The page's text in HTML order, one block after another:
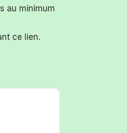
au minimum
ce lien.